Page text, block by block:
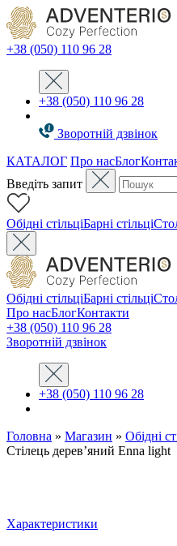
+38 (050) 110 96 28
+38 (050) 110 96 28
Зворотній дзвінок
КАТАЛОГ Про насБлог
Введіть запит
Oбідні стільціБарні стільці
Oбідні стільціБарні стільці
Про насБлогКонтакти
+38 (050) 110 96 28
Зворотній дзвінок
+38 (050) 110 96 28
Головна » Магазин » Обідні
Стілець дерев’яний Enna light
Характеристики